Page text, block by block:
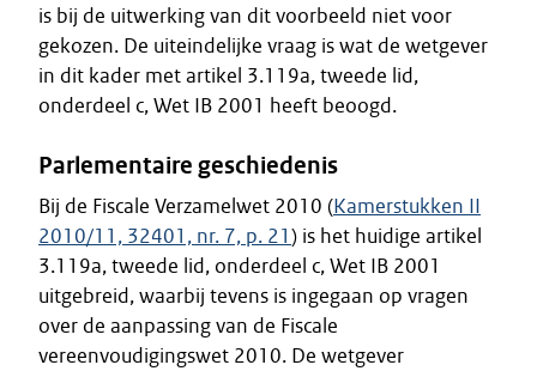
is bij de uitwerking van dit voorbeeld niet voor
gekozen. De uiteindelijke vraag is wat de wetgever
in dit kader met artikel 3.119a, tweede lid,
onderdeel c, Wet IB 2001 heeft beoogd.
Parlementaire geschiedenis
Bij de Fiscale Verzamelwet 2010 (Kamerstukken II
2010/11, 32401, nr. 7, p. 21) is het huidige artikel
3.119a, tweede lid, onderdeel c, Wet IB 2001
uitgebreid, waarbij tevens is ingegaan op vragen
over de aanpassing van de Fiscale
vereenvoudigingswet 2010. De wetgever